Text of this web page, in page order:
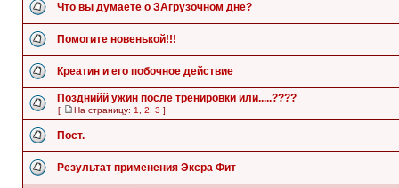
Что вы думаете о ЗАгрузочном дне?
Помогите новенькой!!!
Креатин и его побочное действие
Позднийй ужин после тренировки или.....????
[ На страницу: 1 2 3 ]
Пост.
Результат применения Эксра Фит